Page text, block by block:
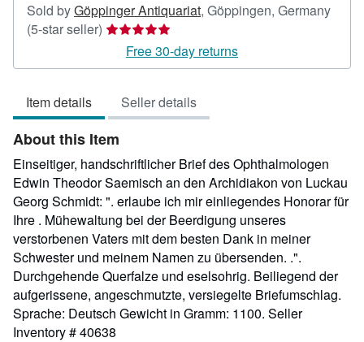
Sold byGöppinger Antiquariat, Göppingen, Germany
(5-star seller) Seller
rating
5
5
stars
Free 30-day returns
Item details Seller details
About this Item
Einseitiger, handschriftlicher Brief des Ophthalmologen
Edwin Theodor Saemisch an den Archidiakon von Luckau
Georg Schmidt: ". erlaube ich mir einliegendes Honorar für
Ihre . Mühewaltung bei der Beerdigung unseres
verstorbenen Vaters mit dem besten Dank in meiner
Schwester und meinem Namen zu übersenden. .".
Durchgehende Querfalze und eselsohrig. Beiliegend der
aufgerissene, angeschmutzte, versiegelte Briefumschlag.
Sprache: Deutsch Gewicht in Gramm: 1100. Seller
Inventory # 40638